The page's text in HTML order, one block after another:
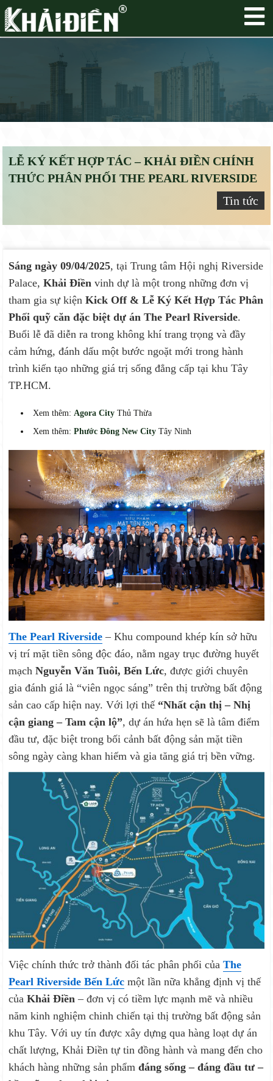
LỄ KÝ KẾT HỢP TÁC – KHẢI ĐIỀN CHÍNH
THỨC PHÂN PHỐI THE PEARL RIVERSIDE
Tin tức
Sáng ngày 09/04/2025, tại Trung tâm Hội nghị Riverside
Palace,Khải Điền vinh dự là một trong những đơn vị
tham gia sự kiệnKick Off & Lễ Ký Kết Hợp Tác Phân
Phối quỹ căn đặc biệt dự án The Pearl Riverside.
Buổi lễ đã diễn ra trong không khí trang trọng và đầy
cảm hứng, đánh dấu một bước ngoặt mới trong hành
trình kiến tạo những giá trị sống đẳng cấp tại khu Tây
TP.HCM.
Xem thêm:Agora City Thủ Thừa
Xem thêm:Phước Đông New City Tây Ninh
The Pearl Riverside – Khu compound khép kín sở hữu
vị trí mặt tiền sông độc đáo, nằm ngay trục đường huyết
mạchNguyễn Văn Tuôi, Bến Lức, được giới chuyên
gia đánh giá là “viên ngọc sáng” trên thị trường bất động
sản cao cấp hiện nay. Với lợi thế “Nhất cận thị – Nhị
cận giang – Tam cận lộ”, dự án hứa hẹn sẽ là tâm điểm
đầu tư, đặc biệt trong bối cảnh bất động sản mặt tiền
sông ngày càng khan hiếm và gia tăng giá trị bền vững.
Việc chính thức trở thành đối tác phân phối củaThe
Pearl Riverside Bến Lức một lần nữa khẳng định vị thế
củaKhải Điền – đơn vị có tiềm lực mạnh mẽ và nhiều
năm kinh nghiệm chinh chiến tại thị trường bất động sản
khu Tây. Với uy tín được xây dựng qua hàng loạt dự án
chất lượng, Khải Điền tự tin đồng hành và mang đến cho
khách hàng những sản phẩmđáng sống – đáng đầu tư –